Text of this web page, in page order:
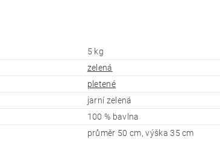
5 kg
zelená
pletené
jarní zelená
100 % bavlna
průměr 50 cm, výška 35 cm